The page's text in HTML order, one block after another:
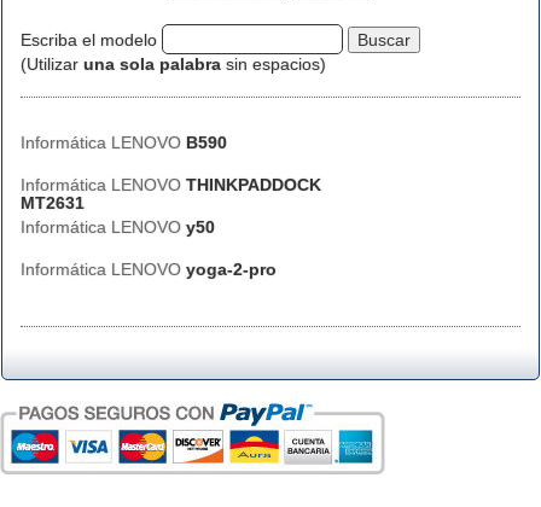
Escriba el modelo
(Utilizar una sola palabra sin espacios)
Informática LENOVO B590
Informática LENOVO THINKPADDOCK
MT2631
Informática LENOVO y50
Informática LENOVO yoga-2-pro